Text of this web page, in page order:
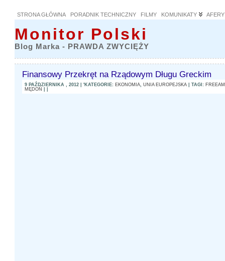
STRONA GŁÓWNA PORADNIK TECHNICZNY FILMY KOMUNIKATY
Monitor Polski
Blog Marka - PRAWDA ZWYCIĘŻY
Finansowy Przekręt na Rządowym Długu Greckim
9 PAŹDZIERNIKA , 2012 | 'KATEGORIE:EKONOMIA ,UNIA EUROPEJSKA | TAGI:
MĘDOŃ | |